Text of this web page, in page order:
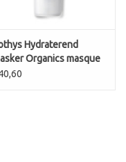
Hydraterend
Organics masque